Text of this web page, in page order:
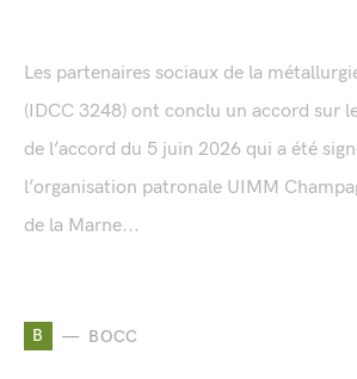
Les partenaires sociaux de la
(IDCC 3248) ont conclu un accord sur
de l’accord du 5 juin 2026 qui a été
l’organisation patronale UIMM
de la Marne...
B BOCC